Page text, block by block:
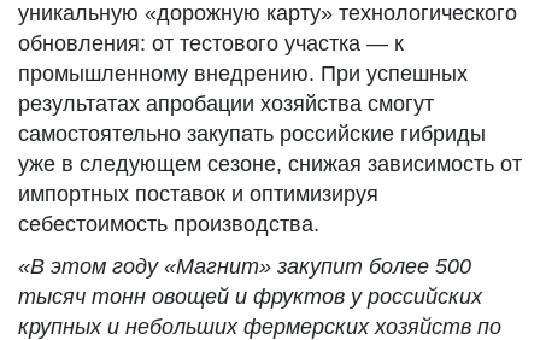
уникальную «дорожную карту» технологического
обновления: от тестового участка — к
промышленному внедрению. При успешных
результатах апробации хозяйства смогут
самостоятельно закупать российские гибриды
уже в следующем сезоне, снижая зависимость от
импортных поставок и оптимизируя
себестоимость производства.
«В этом году «Магнит» закупит более 500
тысяч тонн овощей и фруктов у российских
крупных и небольших фермерских хозяйств по